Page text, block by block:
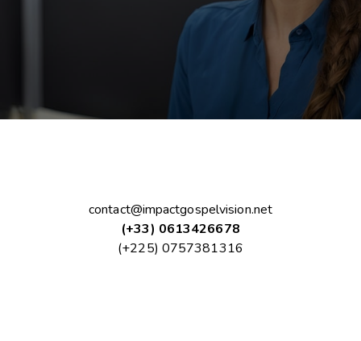
contact@impactgospelvision.net
(+33) 0613426678
(+225) 0757381316